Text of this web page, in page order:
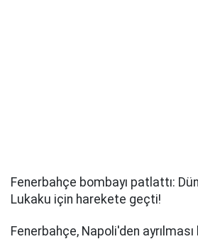
Fenerbahçe bombayı patlattı:
Lukaku için harekete geçti!
Fenerbahçe, Napoli'den